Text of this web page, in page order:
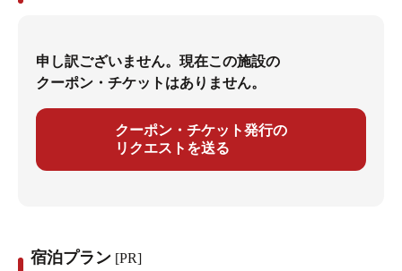
申し訳ございません。現在この施設の
クーポン・チケットはありません。
クーポン・チケット発行の
リクエストを送る
宿泊プラン [PR]